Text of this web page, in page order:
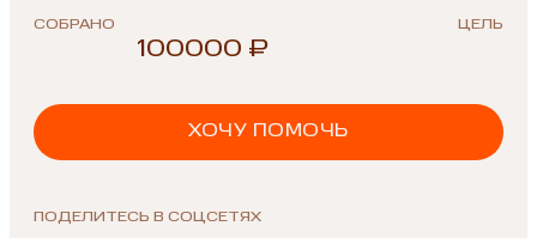
СОБРАНО ЦЕЛЬ
100000 ₽
ХОЧУ ПОМОЧЬ
ПОДЕЛИТЕСЬ В СОЦСЕТЯХ